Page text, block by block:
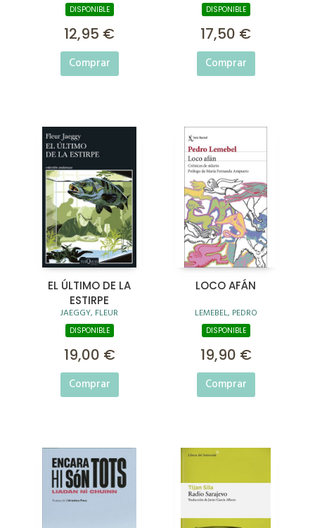
DISPONIBLE
12,95 €
Comprar
DISPONIBLE
17,50 €
Comprar
EL ÚLTIMO DE LA
ESTIRPE
JAEGGY, FLEUR
DISPONIBLE
19,00 €
Comprar
LOCO AFÁN
LEMEBEL, PEDRO
DISPONIBLE
19,90 €
Comprar